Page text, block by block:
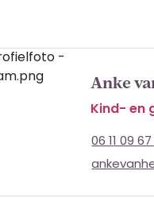
Anke
Kind- en
06 11 09